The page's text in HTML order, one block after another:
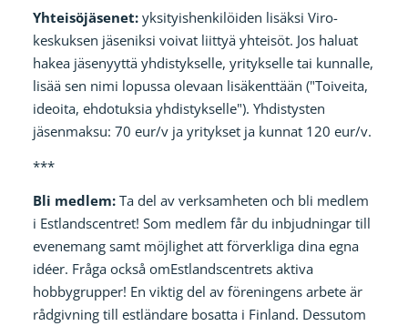
Yhteisöjäsenet:yksityishenkilöiden lisäksi Viro-
keskuksen jäseniksi voivat liittyä yhteisöt. Jos haluat
hakea jäsenyyttä yhdistykselle, yritykselle tai kunnalle,
lisää sen nimi lopussa olevaan lisäkenttään ("Toiveita,
ideoita, ehdotuksia yhdistykselle"). Yhdistysten
jäsenmaksu: 70 eur/v ja yritykset ja kunnat 120 eur/v.
***
Bli medlem: Ta del av verksamheten och bli medlem
i Estlandscentret! Som medlem får du inbjudningar till
evenemang samt möjlighet att förverkliga dina egna
idéer. Fråga också omEstlandscentrets aktiva
hobbygrupper! En viktig del av föreningens arbete är
rådgivning till estländare bosatta i Finland. Dessutom